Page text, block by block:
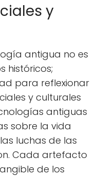
y
antigua no es
históricos;
para reflexionar
y culturales
antiguas
sobre la vida
luchas de las
Cada artefacto
de los